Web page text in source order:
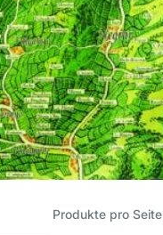
Produkte pro Seite